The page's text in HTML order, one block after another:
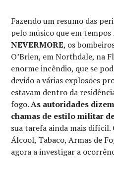
Fazendo um resumo das
pelo músico que em
NEVERMORE, os
O’Brien, em Northdale, na
enorme incêndio, que se
devido a várias explosões
estavam dentro da
fogo.As autoridades
chamas de estilo militar
sua tarefa ainda mais
Álcool, Tabaco, Armas de
agora a investigar a